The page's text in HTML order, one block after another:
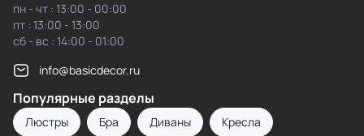
пн - чт : 13:00 - 00:00
пт : 13:00 - 13:00
сб - вс : 14:00 - 01:00
info@basicdecor.ru
Популярные разделы
Люстры Бра Диваны Кресла